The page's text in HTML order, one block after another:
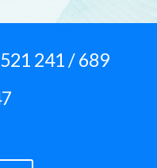
241 / 689